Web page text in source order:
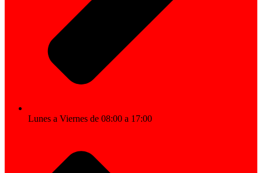
Lunes a Viernes de 08:00 a 17:00